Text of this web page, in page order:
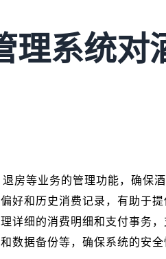
理系统对
房等业务的管理功能，确保
好和历史消费记录，有助于提
详细的消费明细和支付事务
数据备份等，确保系统的安全